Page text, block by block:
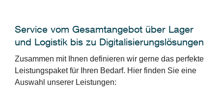
Service vom Gesamtangebot über Lager
und Logistik bis zu Digitalisierungslösungen
Zusammen mit Ihnen definieren wir gerne das perfekte
Leistungspaket für Ihren Bedarf. Hier finden Sie eine
Auswahl unserer Leistungen: